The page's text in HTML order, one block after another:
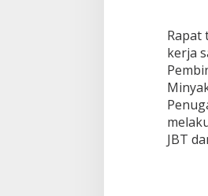
Rapat
kerja
JBT